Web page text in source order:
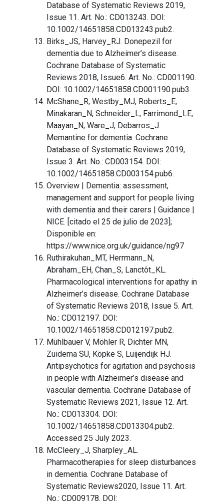
Database of Systematic Reviews 2019,
Issue 11. Art. No.: CD013243. DOI:
10.1002/14651858.CD013243.pub2.
Birks_JS, Harvey_RJ. Donepezil for
dementia due to Alzheimer’s disease.
Cochrane Database of Systematic
Reviews 2018, Issue6. Art. No.: CD001190.
DOI: 10.1002/14651858.CD001190.pub3.
McShane_R, Westby_MJ, Roberts_E,
Minakaran_N, Schneider_L, Farrimond_LE,
Maayan_N, Ware_J, Debarros_J.
Memantine for dementia. Cochrane
Database of Systematic Reviews 2019,
Issue 3. Art. No.: CD003154. DOI:
10.1002/14651858.CD003154.pub6.
Overview | Dementia: assessment,
management and support for people living
with dementia and their carers | Guidance |
NICE. [citado el 25 de julio de 2023];
Disponible en:
https://www.nice.org.uk/guidance/ng97
Ruthirakuhan_MT, Herrmann_N,
Abraham_EH, Chan_S, Lanctôt_KL.
Pharmacological interventions for apathy in
Alzheimer’s disease. Cochrane Database
of Systematic Reviews 2018, Issue 5. Art.
No.: CD012197. DOI:
10.1002/14651858.CD012197.pub2.
Mühlbauer V, Möhler R, Dichter MN,
Zuidema SU, Köpke S, Luijendijk HJ.
Antipsychotics for agitation and psychosis
in people with Alzheimer’s disease and
vascular dementia. Cochrane Database of
Systematic Reviews 2021, Issue 12. Art.
No.: CD013304. DOI:
10.1002/14651858.CD013304.pub2.
Accessed 25 July 2023.
McCleery_J, Sharpley_AL.
Pharmacotherapies for sleep disturbances
in dementia. Cochrane Database of
Systematic Reviews2020, Issue 11. Art.
No.: CD009178. DOI: